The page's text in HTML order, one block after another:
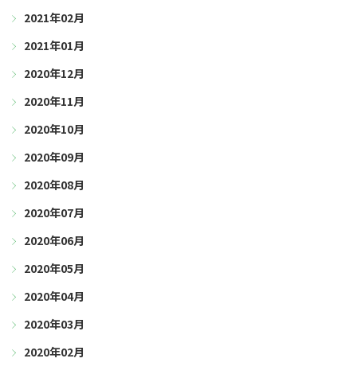
2021年02月
2021年01月
2020年12月
2020年11月
2020年10月
2020年09月
2020年08月
2020年07月
2020年06月
2020年05月
2020年04月
2020年03月
2020年02月